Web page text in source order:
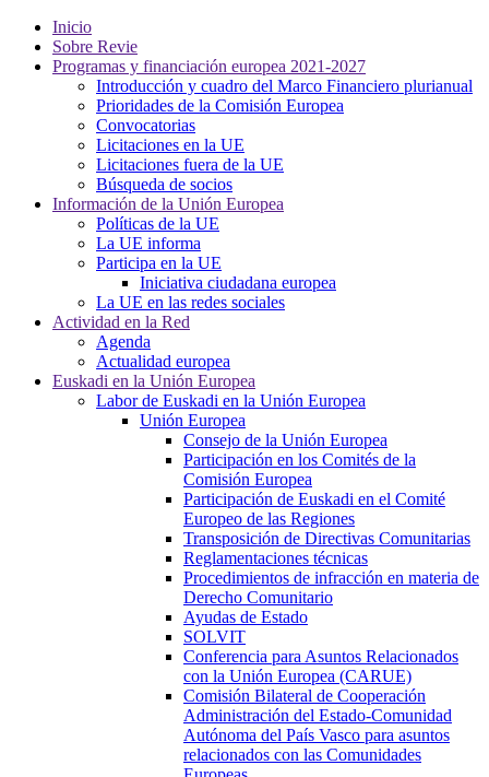
Inicio
Sobre Revie
Programas y financiación europea 2021-2027
Introducción y cuadro del Marco Financiero plurianual
Prioridades de la Comisión Europea
Convocatorias
Licitaciones en la UE
Licitaciones fuera de la UE
Búsqueda de socios
Información de la Unión Europea
Políticas de la UE
La UE informa
Participa en la UE
Iniciativa ciudadana europea
La UE en las redes sociales
Actividad en la Red
Agenda
Actualidad europea
Euskadi en la Unión Europea
Labor de Euskadi en la Unión Europea
Unión Europea
Consejo de la Unión Europea
Participación en los Comités de la
Comisión Europea
Participación de Euskadi en el Comité
Europeo de las Regiones
Transposición de Directivas Comunitarias
Reglamentaciones técnicas
Procedimientos de infracción en materia de
Derecho Comunitario
Ayudas de Estado
SOLVIT
Conferencia para Asuntos Relacionados
con la Unión Europea (CARUE)
Comisión Bilateral de Cooperación
Administración del Estado-Comunidad
Autónoma del País Vasco para asuntos
relacionados con las Comunidades